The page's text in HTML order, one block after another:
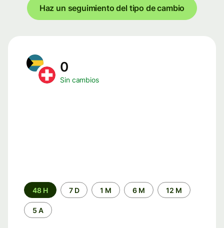
Haz un seguimiento del tipo de cambio
0
Sin cambios
Periodo
de
tiempo
48 H 7 D 1 M 6 M 12 M
5 A